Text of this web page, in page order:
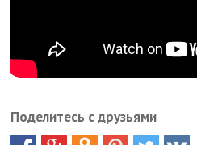
Поделитесь с друзьями